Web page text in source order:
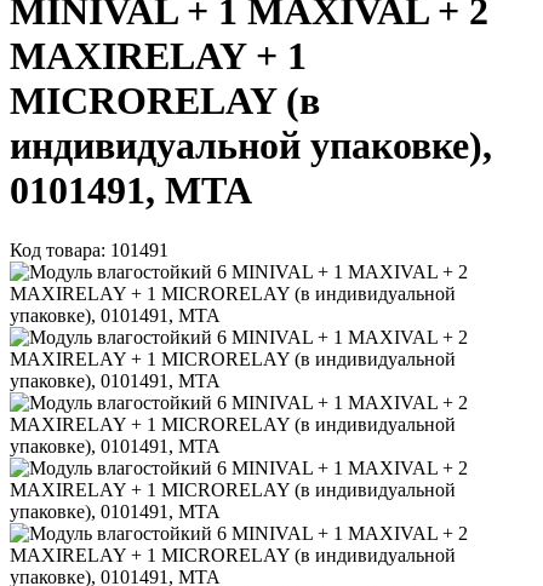
MINIVAL + 1 MAXIVAL + 2
MAXIRELAY + 1
MICRORELAY (в
индивидуальной упаковке),
0101491, MTA
Код товара: 101491